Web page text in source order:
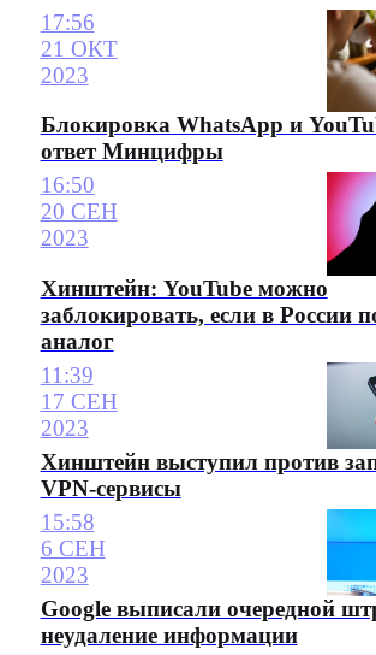
17:56
21 ОКТ
2023
Блокировка WhatsApp и
ответ Минцифры
16:50
20 СЕН
2023
Хинштейн: YouTube можно
заблокировать, если в России
аналог
11:39
17 СЕН
2023
Хинштейн выступил против
VPN-сервисы
15:58
6 СЕН
2023
Google выписали очередной
неудаление информации